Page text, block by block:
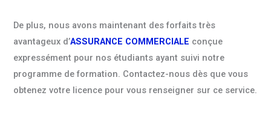
De plus, nous avons maintenant des forfaits très
avantageux d’ASSURANCE COMMERCIALE conçue
expressément pour nos étudiants ayant suivi notre
programme de formation. Contactez-nous dès que vous
obtenez votre licence pour vous renseigner sur ce service.